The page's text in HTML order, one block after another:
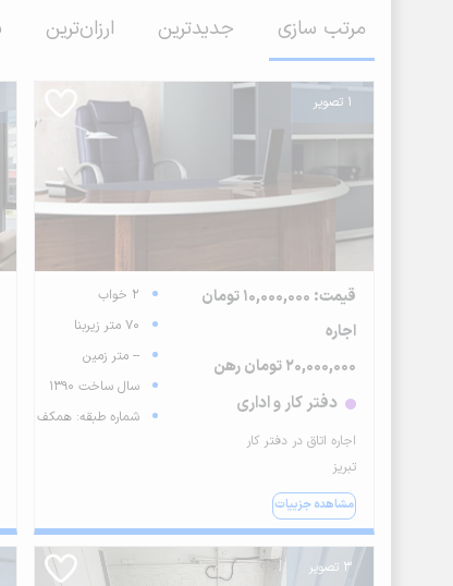
مرتب سازی جدیدترین ارزان‌ترین
1 تصویر
قیمت: 10,000,000 تومان
اجاره
20,000,000 تومان رهن
دفتر کار و اداری
اجاره اتاق در دفتر کار
تبریز
مشاهده جزییات
2 خواب
70 متر زیربنا
-- متر زمین
سال ساخت 1390
شماره طبقه: همکف
3 تصویر